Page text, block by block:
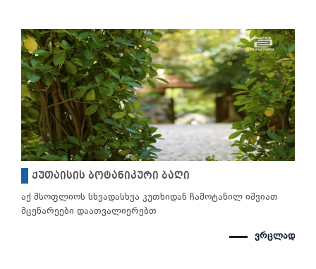
ქუთაისის ბოტანიკური ბაღი
აქ მსოფლიოს სხვადასხვა კუთხიდან ჩამოტანილ იშვიათ
მცენარეები დაათვალიერებთ
ვრცლად